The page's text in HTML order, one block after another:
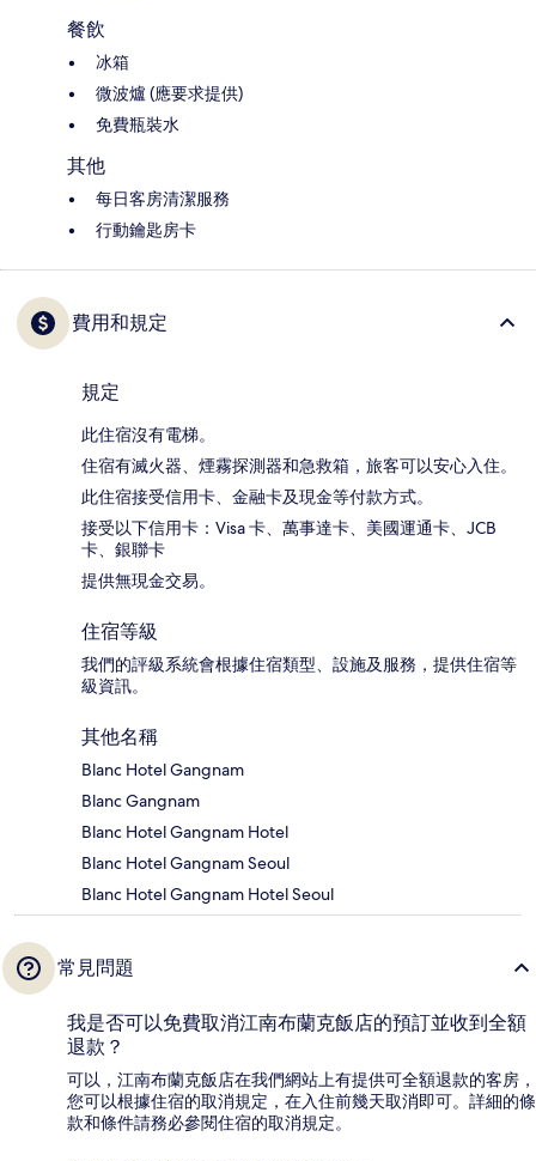
餐飲
冰箱
微波爐 (應要求提供)
免費瓶裝水
其他
每日客房清潔服務
行動鑰匙房卡
費用和規定
規定
此住宿沒有電梯。
住宿有滅火器、煙霧探測器和急救箱，旅客可以安心入住。
此住宿接受信用卡、金融卡及現金等付款方式。
接受以下信用卡：Visa 卡、萬事達卡、美國運通卡、JCB
卡、銀聯卡
提供無現金交易。
住宿等級
我們的評級系統會根據住宿類型、設施及服務，提供住宿等
級資訊。
其他名稱
Blanc Hotel Gangnam
Blanc Gangnam
Blanc Hotel Gangnam Hotel
Blanc Hotel Gangnam Seoul
Blanc Hotel Gangnam Hotel Seoul
常見問題
我是否可以免費取消江南布蘭克飯店的預訂並收到全額
退款？
可以，江南布蘭克飯店在我們網站上有提供可全額退款的客房，
您可以根據住宿的取消規定，在入住前幾天取消即可。詳細的條
款和條件請務必參閱住宿的取消規定。